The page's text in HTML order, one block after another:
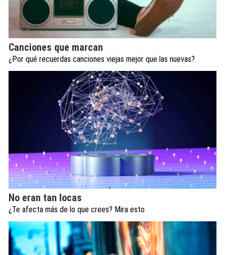
Canciones que marcan
¿Por qué recuerdas canciones viejas mejor que las nuevas?
No eran tan locas
¿Te afecta más de lo que crees? Mira esto